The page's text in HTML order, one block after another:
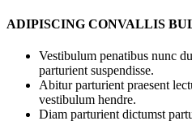
ADIPISCING CONVALLIS
Vestibulum penatibus nunc
parturient suspendisse.
Abitur parturient praesent
vestibulum hendre.
Diam parturient dictumst